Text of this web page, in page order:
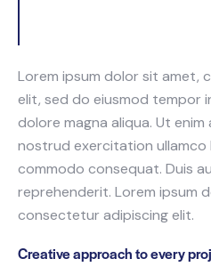
Lorem ipsum dolor sit amet,
elit, sed do eiusmod tempor
dolore magna aliqua. Ut enim
nostrud exercitation ullamco
commodo consequat. Duis
reprehenderit. Lorem ipsum
consectetur adipiscing elit.
Creative approach to every